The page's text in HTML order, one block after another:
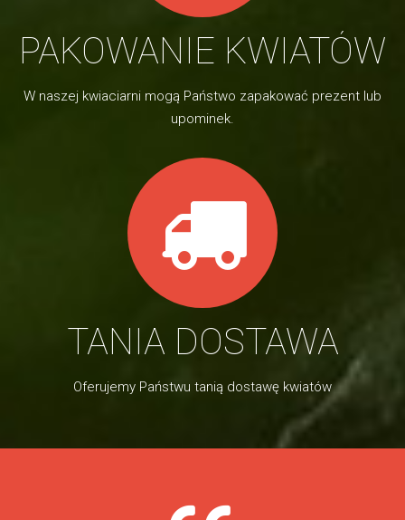
PAKOWANIE KWIATÓW
W naszej kwiaciarni mogą Państwo zapakować prezent lub
upominek.
TANIA DOSTAWA
Oferujemy Państwu tanią dostawę kwiatów